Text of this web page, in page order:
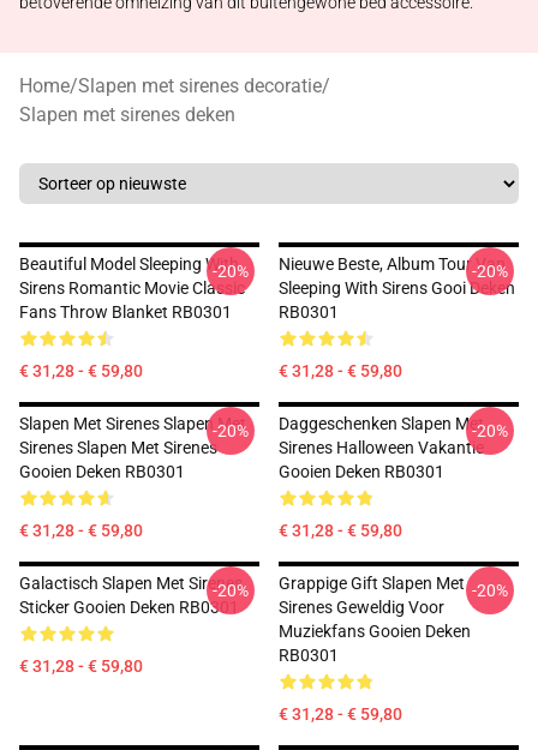
Home/Slapen met sirenes decoratie/
Slapen met sirenes deken
Beautiful Model Sleeping With
Sirens Romantic Movie Classic
Fans Throw Blanket RB0301
€ 31,28 - € 59,80
-20%
Nieuwe Beste, Album Tour Van
Sleeping With Sirens Gooi Deken
RB0301
€ 31,28 - € 59,80
-20%
Slapen Met Sirenes Slapen Met
Sirenes Slapen Met Sirenes
Gooien Deken RB0301
€ 31,28 - € 59,80
-20%
Daggeschenken Slapen Met
Sirenes Halloween Vakantie
Gooien Deken RB0301
€ 31,28 - € 59,80
-20%
Galactisch Slapen Met Sirenes
Sticker Gooien Deken RB0301
€ 31,28 - € 59,80
-20%
Grappige Gift Slapen Met
Sirenes Geweldig Voor
Muziekfans Gooien Deken
RB0301
€ 31,28 - € 59,80
-20%